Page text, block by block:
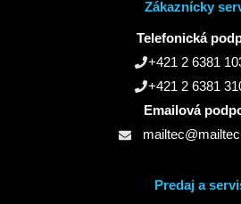
Zákaznícky
Telefonická
+421 2 6381
+421 2 6381
Emailová
Predaj a